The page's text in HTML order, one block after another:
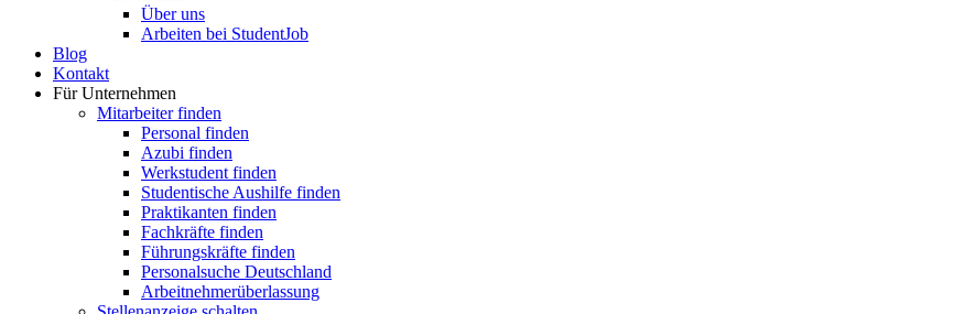
Über uns
Arbeiten bei StudentJob
Blog
Kontakt
Für Unternehmen
Mitarbeiter finden
Personal finden
Azubi finden
Werkstudent finden
Studentische Aushilfe finden
Praktikanten finden
Fachkräfte finden
Führungskräfte finden
Personalsuche Deutschland
Arbeitnehmerüberlassung